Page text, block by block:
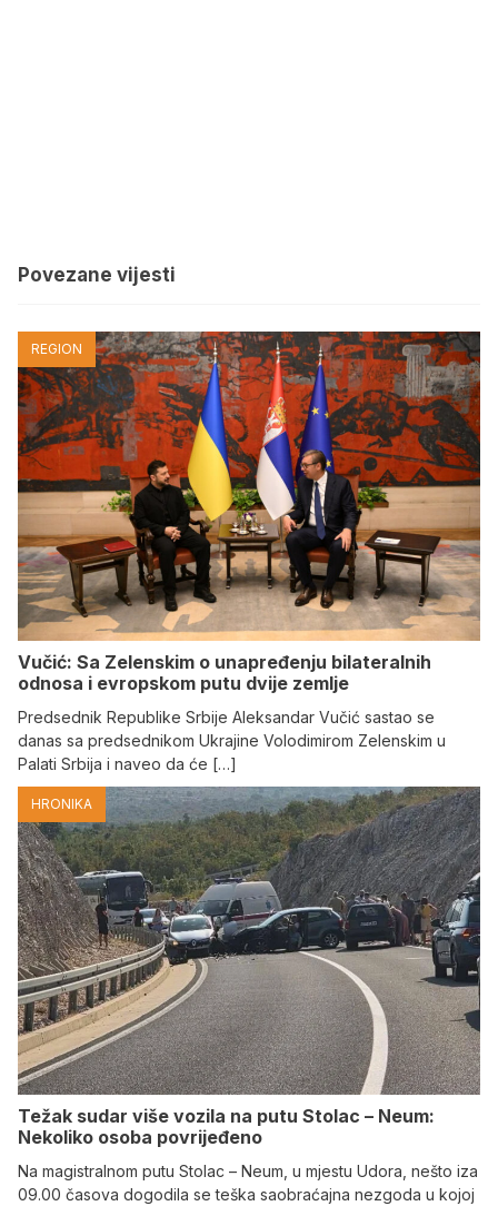
Povezane vijesti
REGION
Vučić: Sa Zelenskim o unapređenju bilateralnih
odnosa i evropskom putu dvije zemlje
Predsednik Republike Srbije Aleksandar Vučić sastao se
danas sa predsednikom Ukrajine Volodimirom Zelenskim u
Palati Srbija i naveo da će […]
HRONIKA
Težak sudar više vozila na putu Stolac – Neum:
Nekoliko osoba povrijeđeno
Na magistralnom putu Stolac – Neum, u mjestu Udora, nešto iza
09.00 časova dogodila se teška saobraćajna nezgoda u kojoj